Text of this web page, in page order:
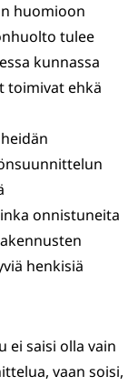
huomioon
tulee
kunnassa
toimivat ehkä
onnistuneita
henkisiä
saisi olla vain
vaan soisi,